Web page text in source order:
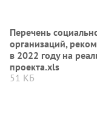
Перечень
организаций,
в 2022 году на
проекта.xls
51 КБ